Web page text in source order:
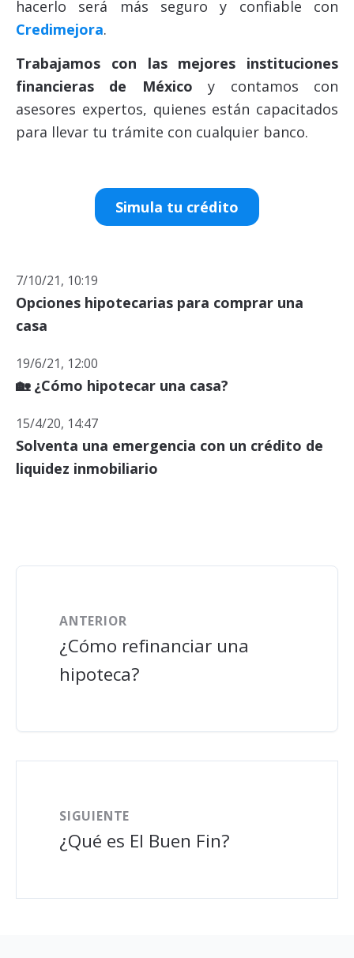
hacerlo será más seguro y confiable con
Credimejora.
Trabajamos con las mejores instituciones
financieras de México y contamos con
asesores expertos, quienes están capacitados
para llevar tu trámite con cualquier banco.
Simula tu crédito
7/10/21, 10:19
Opciones hipotecarias para comprar una
casa
19/6/21, 12:00
🏡 ¿Cómo hipotecar una casa?
15/4/20, 14:47
Solventa una emergencia con un crédito de
liquidez inmobiliario
ANTERIOR
¿Cómo refinanciar una
hipoteca?
SIGUIENTE
¿Qué es El Buen Fin?